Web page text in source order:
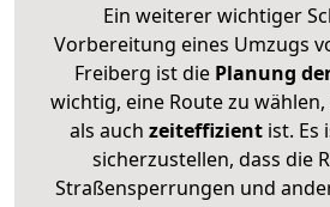
Ein weiterer wichtiger
Vorbereitung eines Umzugs
Freiberg ist diePlanung
wichtig, eine Route zu
als auch zeiteffizientist. Es
sicherzustellen, dass die
Straßensperrungen und